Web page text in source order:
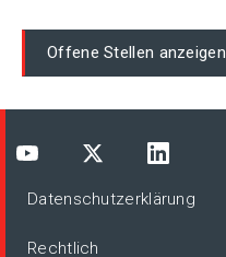
Offene Stellen anzeigen
Datenschutzerklärung
Rechtlich